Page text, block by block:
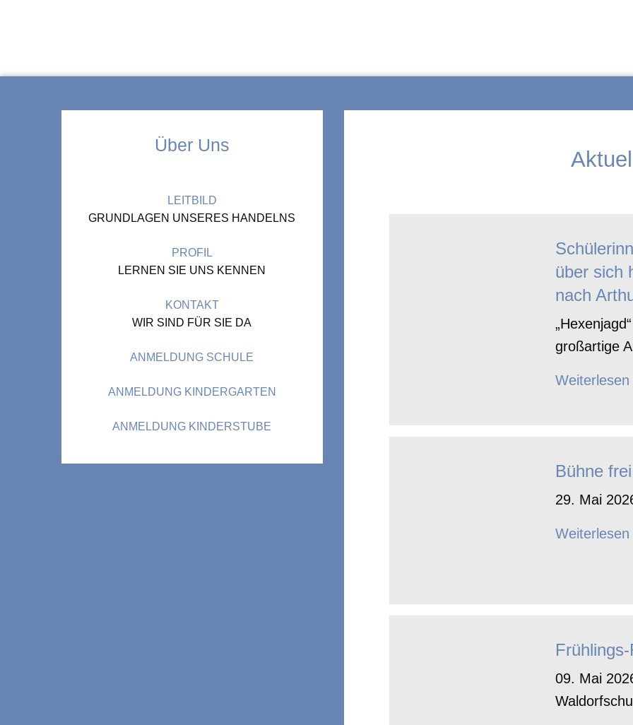
Über Uns
LEITBILD
GRUNDLAGEN UNSERES HANDELNS
PROFIL
LERNEN SIE UNS KENNEN
KONTAKT
WIR SIND FÜR SIE DA
ANMELDUNG SCHULE
ANMELDUNG KINDERGARTEN
ANMELDUNG KINDERSTUBE
über sich
nach
großartige
Weiterlesen
Bühne frei
29. Mai
Weiterlesen
09. Mai